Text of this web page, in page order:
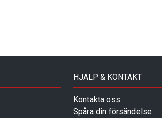
HJÄLP & KONTAKT
Kontakta oss
Spåra din försändelse